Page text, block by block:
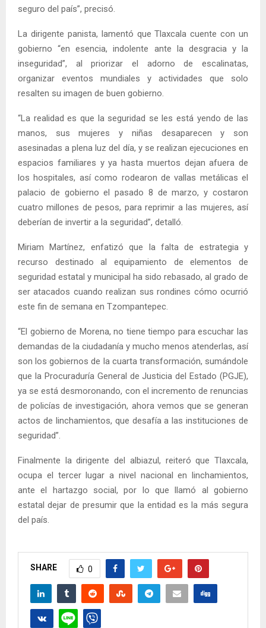
seguro del país”, precisó.
La dirigente panista, lamentó que Tlaxcala cuente con un
gobierno “en esencia, indolente ante la desgracia y la
inseguridad”, al priorizar el adorno de escalinatas,
organizar eventos mundiales y actividades que solo
resalten su imagen de buen gobierno.
“La realidad es que la seguridad se les está yendo de las
manos, sus mujeres y niñas desaparecen y son
asesinadas a plena luz del día, y se realizan ejecuciones en
espacios familiares y ya hasta muertos dejan afuera de
los hospitales, así como rodearon de vallas metálicas el
palacio de gobierno el pasado 8 de marzo, y costaron
cuatro millones de pesos, para reprimir a las mujeres, así
deberían de invertir a la seguridad”, detalló.
Miriam Martínez, enfatizó que la falta de estrategia y
recurso destinado al equipamiento de elementos de
seguridad estatal y municipal ha sido rebasado, al grado de
ser atacados cuando realizan sus rondines cómo ocurrió
este fin de semana en Tzompantepec.
“El gobierno de Morena, no tiene tiempo para escuchar las
demandas de la ciudadanía y mucho menos atenderlas, así
son los gobiernos de la cuarta transformación, sumándole
que la Procuraduría General de Justicia del Estado (PGJE),
ya se está desmoronando, con el incremento de renuncias
de policías de investigación, ahora vemos que se generan
actos de linchamientos, que desafía a las instituciones de
seguridad”.
Finalmente la dirigente del albiazul, reiteró que Tlaxcala,
ocupa el tercer lugar a nivel nacional en linchamientos,
ante el hartazgo social, por lo que llamó al gobierno
estatal dejar de presumir que la entidad es la más segura
del país.
SHARE 0